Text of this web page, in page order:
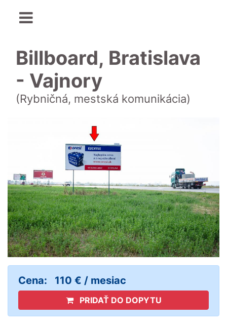
Billboard, Bratislava
- Vajnory
(Rybničná, mestská komunikácia)
Cena: 110 € / mesiac
PRIDAŤ DO DOPYTU